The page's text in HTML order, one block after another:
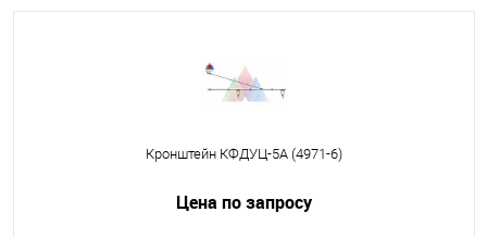
Кронштейн КФДУЦ-5А (4971-6)
Цена по запросу